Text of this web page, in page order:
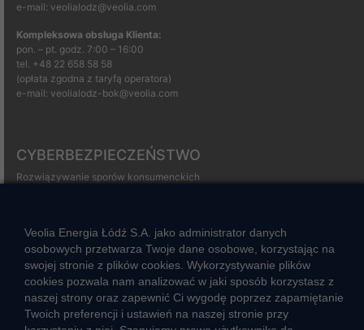
e-mail: veolialodz@veolia.com
Kompleksowa obsługa Klienta:
pon. – pt. godz. 7:00 – 16:00
tel. +48 22 658 58 58
(opłata zgodna z taryfą operatora)
e-mail: veolialodz-bok@veolia.com
CYBERBEZPIECZEŃSTWO
Rozwiązywanie sporów konsumenckich
CIEPŁO SYSTEMOWE
Zalety ciepła systemowego
Ciepło przez cały rok
Veolia Energia Łódź S.A. jako administrator danych
osobowych przetwarza Twoje dane osobowe, korzystając na
swojej stronie z plików cookies. Wykorzystywanie plików
cookies pozwala nam analizować w jaki sposób korzystasz z
naszej strony oraz zapewnić Ci wygodę poprzez zapamiętanie
Twoich preferencji i ustawień na naszej stronie przy